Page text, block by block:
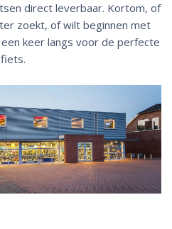
direct leverbaar. Kortom, of
zoekt, of wilt beginnen met
keer langs voor de perfecte
fiets.